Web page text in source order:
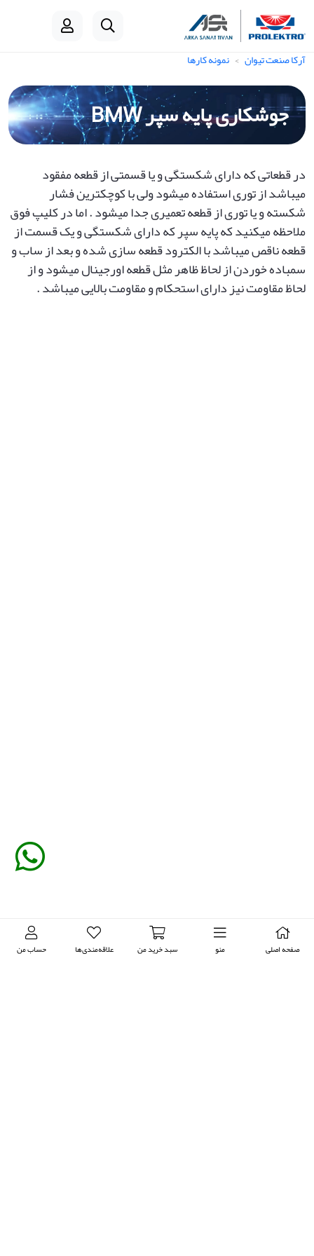
صفحه اصلی منو سبد خرید من علاقه‌مندی‌ها حساب من
آرکا صنعت تیوان نمونه کارها
جوشکاری پایه سپر BMW
در قطعاتی که دارای شکستگی و یا قسمتی از قطعه مفقود
میباشد از توری استفاده میشود ولی با کوچکترین فشار
شکسته و یا توری از قطعه تعمیری جدا میشود . اما در کلیپ فوق
ملاحظه میکنید که پایه سپر که دارای شکستگی و یک قسمت از
قطعه ناقص میباشد با الکترود قطعه سازی شده و بعد از ساب و
سمباده خوردن از لحاظ ظاهر مثل قطعه اورجینال میشود و از
لحاظ مقاومت نیز دارای استحکام و مقاومت بالایی میباشد .